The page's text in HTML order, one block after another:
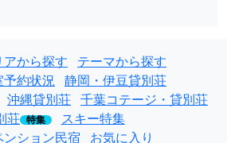
アから探す
テーマから探す
予約状況 静岡・伊豆貸別荘
沖縄貸別荘 千葉コテージ・貸別荘
荘 特集
スキー特集
ンション民宿 お気に入り